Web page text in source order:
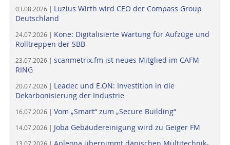
03.08.2026 | Luzius Wirth wird CEO der Compass Group
Deutschland
24.07.2026 | Kone: Digitalisierte Wartung für Aufzüge und
Rolltreppen der SBB
23.07.2026 | scanmetrix.fm ist neues Mitglied im CAFM
RING
20.07.2026 | Leadec und E.ON: Investition in die
Dekarbonisierung der Industrie
16.07.2026 | Vom „Smart“ zum „Secure Building“
14.07.2026 | Joba Gebäudereinigung wird zu Geiger FM